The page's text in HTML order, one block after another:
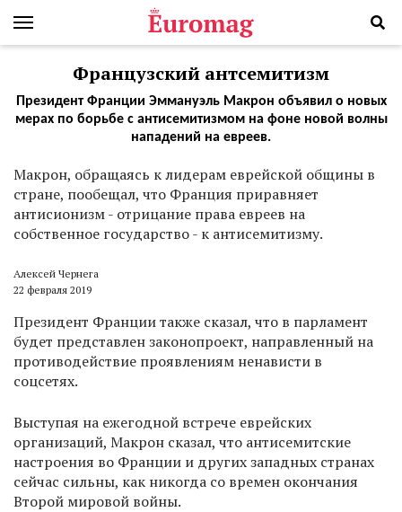
Французский антсемитизм
Президент Франции Эммануэль Макрон объявил о новых
мерах по борьбе с антисемитизмом на фоне новой волны
нападений на евреев.
Макрон, обращаясь к лидерам еврейской общины в
стране, пообещал, что Франция приравняет
антисионизм - отрицание права евреев на
собственное государство - к антисемитизму.
Алексей Чернега
22 февраля 2019
Президент Франции также сказал, что в парламент
будет представлен законопроект, направленный на
противодействие проявлениям ненависти в
соцсетях.
Выступая на ежегодной встрече еврейских
организаций, Макрон сказал, что антисемитские
настроения во Франции и других западных странах
сейчас сильны, как никогда со времен окончания
Второй мировой войны.